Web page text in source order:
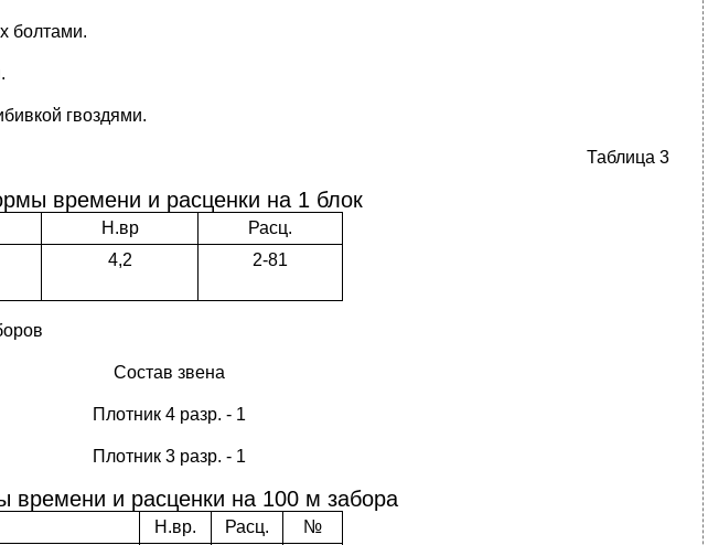
болтами.
гвоздями.
Таблица 3
времени и расценки на 1 блок
Н.вр
Расц.
4,2 2-81
Состав звена
Плотник 4 разр. - 1
Плотник 3 разр. - 1
времени и расценки на 100 м забора
Н.вр. Расц.
№